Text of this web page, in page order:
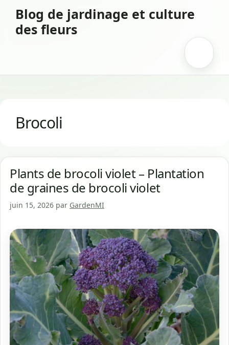
contenu
Blog de jardinage et culture
des fleurs
Brocoli
Plants de brocoli violet – Plantation
de graines de brocoli violet
juin 15, 2026 par GardenMI